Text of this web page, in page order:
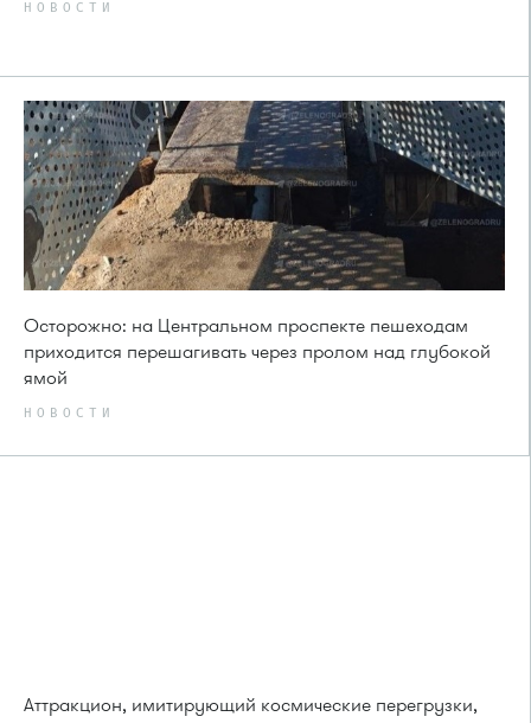
НОВОСТИ
Осторожно: на Центральном проспекте пешеходам
приходится перешагивать через пролом над глубокой
ямой
НОВОСТИ
Аттракцион, имитирующий космические перегрузки,